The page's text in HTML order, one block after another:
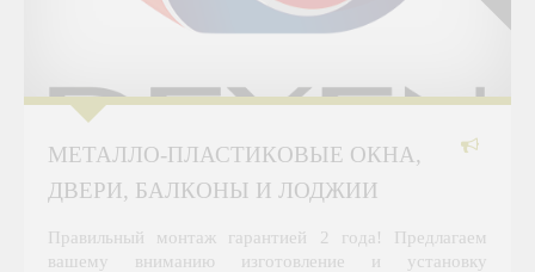
МЕТАЛЛО-ПЛАСТИКОВЫЕ ОКНА,
ДВЕРИ, БАЛКОНЫ И ЛОДЖИИ
Правильный монтаж гарантией 2 года! Предлагаем
вашему вниманию изготовление и установку